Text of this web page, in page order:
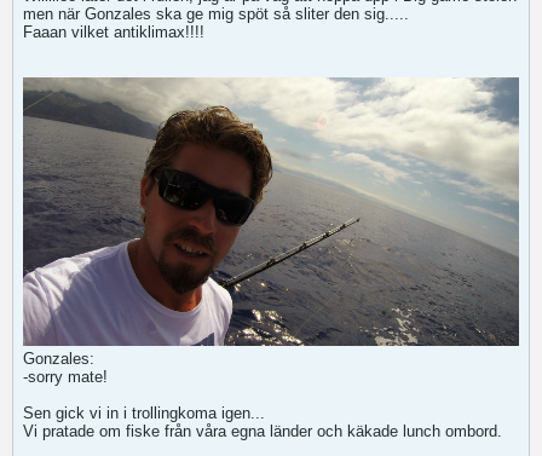
men när Gonzales ska ge mig spöt så sliter den sig.....
Faaan vilket antiklimax!!!!
Gonzales:
-sorry mate!
Sen gick vi in i trollingkoma igen...
Vi pratade om fiske från våra egna länder och käkade lunch ombord.